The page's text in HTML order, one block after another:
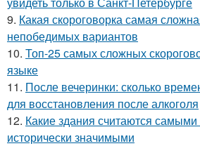
9. Какая скороговорка самая
непобедимых вариантов
10. Топ-25 самых сложных
языке
11. После вечеринки: сколько
для восстановления после алкоголя
12. Какие здания считаются
исторически значимыми